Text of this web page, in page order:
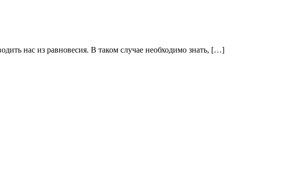
нас из равновесия. В таком случае необходимо знать, […]